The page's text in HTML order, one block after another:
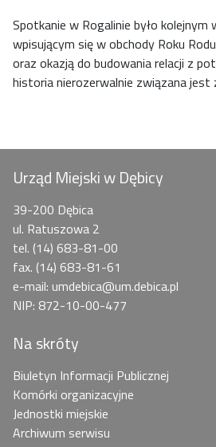
Spotkanie w Rogalinie było kolejnym
wpisującym się w obchody Roku
oraz okazją do budowania relacji z
historia nierozerwalnie związana jest
Urząd Miejski w Dębicy
39-200 Dębica
ul. Ratuszowa 2
tel. (14) 683-81-00
fax. (14) 683-81-61
e-mail: umdebica@um.debica.pl
NIP: 872-10-00-477
Na skróty
Biuletyn Informacji Publicznej
Komórki organizacyjne
Jednostki miejskie
Archiwum serwisu